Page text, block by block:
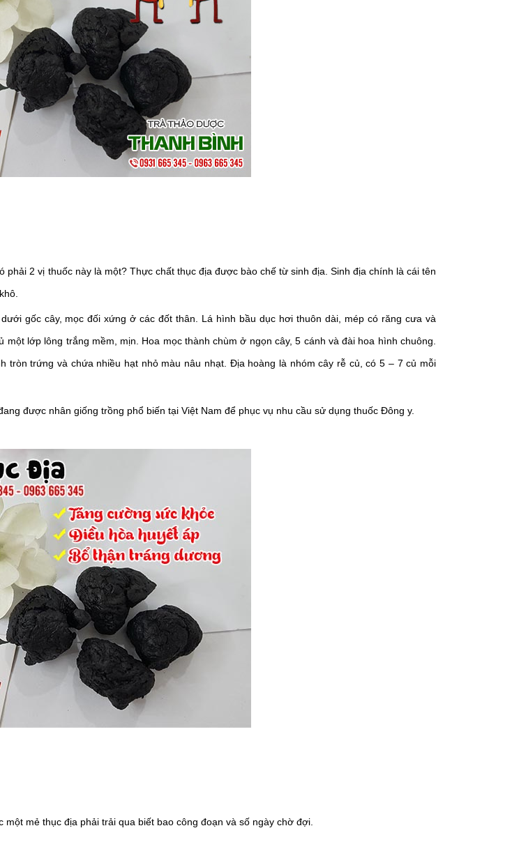
2 vị thuốc này là một? Thực chất thục địa được bào chế từ sinh địa. Sinh địa chính là cái tên
gốc cây, mọc đối xứng ở các đốt thân. Lá hình bầu dục hơi thuôn dài, mép có răng cưa và
lớp lông trắng mềm, mịn. Hoa mọc thành chùm ở ngọn cây, 5 cánh và đài hoa hình chuông.
trứng và chứa nhiều hạt nhỏ màu nâu nhạt. Địa hoàng là nhóm cây rễ củ, có 5 – 7 củ mỗi
được nhân giống trồng phổ biến tại Việt Nam để phục vụ nhu cầu sử dụng thuốc Đông y.
mẻ thục địa phải trải qua biết bao công đoạn và số ngày chờ đợi.